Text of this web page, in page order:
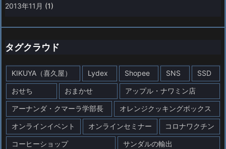
2013年11月 (1)
タグクラウド
KIKUYA（喜久屋） Lydex Shopee SNS SSD
おせち おまかせ アップル・ナワミン店
アーナンダ・クマーラ学部長 オレンジクッキングボックス
オンラインイベント オンラインセミナー コロナワクチン
コーヒーショップ サンダルの輸出